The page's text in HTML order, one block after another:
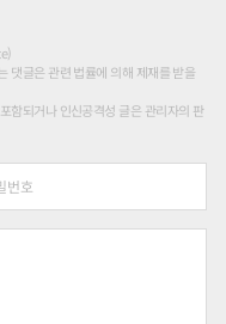
댓글은 관련 법률에 의해 제재를 받을
함되거나 인신공격성 글은 관리자의 판